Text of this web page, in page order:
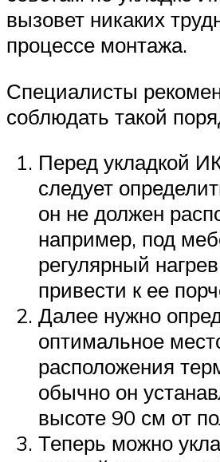
вызовет никаких
процессе монтажа.
Специалисты
соблюдать такой
Перед укладкой
следует
он не должен
например, под
регулярный
привести к ее
Далее нужно
оптимальное
расположения
обычно он
высоте 90 см от
Теперь можно